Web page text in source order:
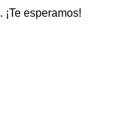
. ¡Te esperamos!